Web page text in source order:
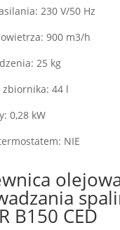
230 V/50 Hz
900 m3/h
25 kg
zbiornika: 44 l
0,28 kW
NIE
B150 CED